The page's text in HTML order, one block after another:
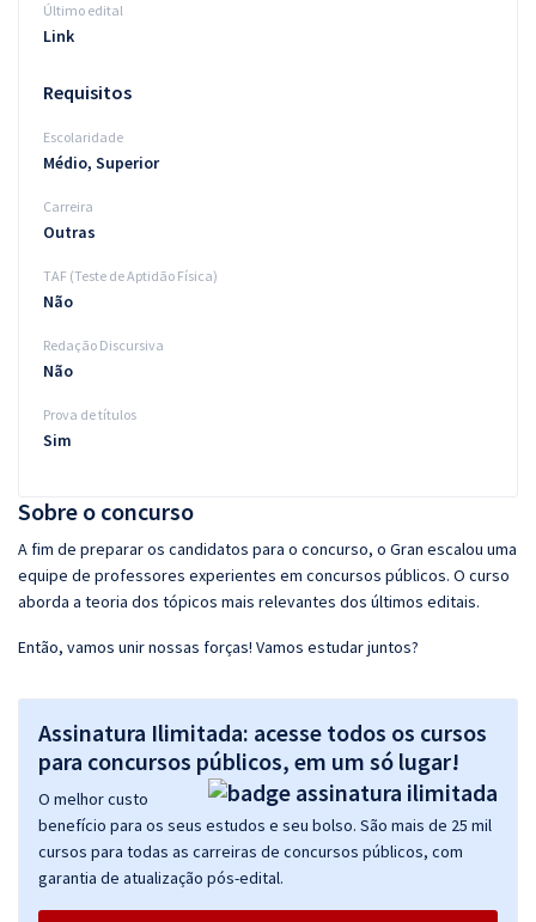
Sobre o concurso
A fim de preparar os candidatos para o concurso, o Gran escalou uma
equipe de professores experientes em concursos públicos. O curso
aborda a teoria dos tópicos mais relevantes dos últimos editais.
Então, vamos unir nossas forças! Vamos estudar juntos?
Assinatura Ilimitada: acesse todos os cursos
para concursos públicos, em um só lugar!
O melhor custo
benefício para os seus estudos e seu bolso. São mais de 25 mil
cursos para todas as carreiras de concursos públicos, com
garantia de atualização pós-edital.
Último edital
Link
Requisitos
Escolaridade
Médio, Superior
Carreira
Outras
TAF (Teste de Aptidão Física)
Não
Redação Discursiva
Não
Prova de títulos
Sim